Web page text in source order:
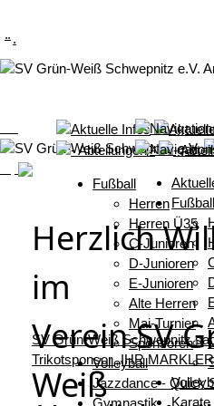
Fußball
Herren
Herren Ü35
C-Junioren
D-Junioren
E-Junioren
Alte Herren
Mai-Turnier
Sponsoren
Volleyball
Jazzdance - Quick
Gymnastik
. .
Fußball
Karate
Herzlich
im
Verein SV
Weiß
.
SV Grün-Weiß Schwepnitz
Trikotsponsor „IHR